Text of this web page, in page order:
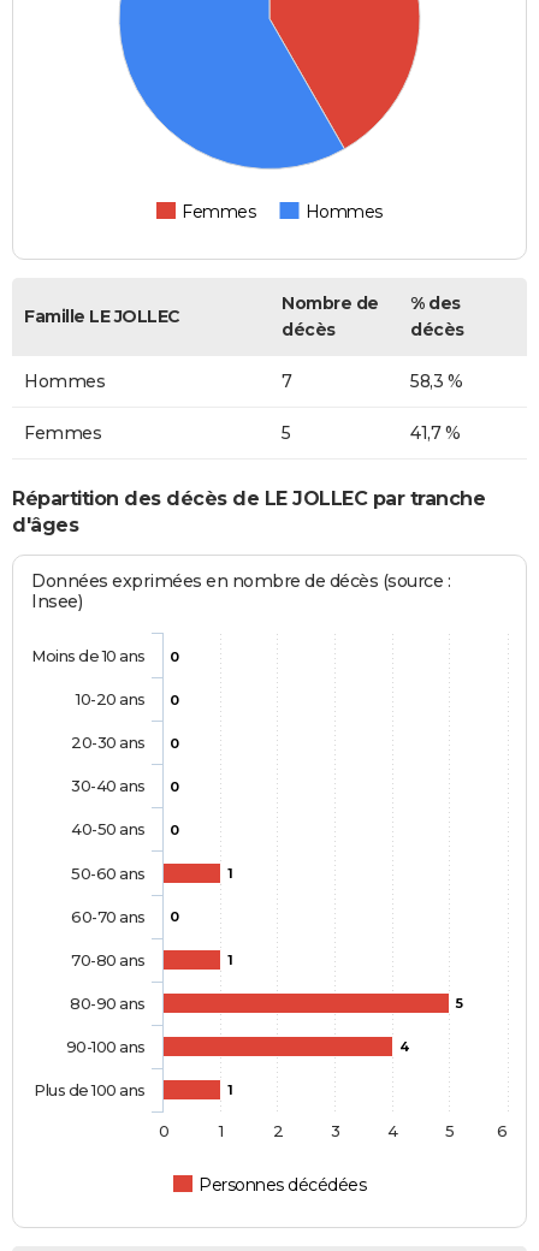
Femmes Hommes
Famille LE JOLLEC
Nombre de
décès
% des
décès
Hommes 7 58,3 %
Femmes 5 41,7 %
Répartition des décès de LE JOLLEC par tranche
d'âges
Données exprimées en nombre de décès (source :
Insee)
0
0
0
0
0
1
0
1
5
4
1
Personnes décédées
Moins de 10 ans
10-20 ans
20-30 ans
30-40 ans
40-50 ans
50-60 ans
60-70 ans
70-80 ans
80-90 ans
90-100 ans
Plus de 100 ans
0 1 2 3 4 5 6